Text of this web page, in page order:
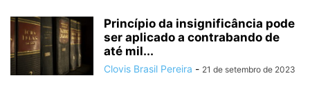
Princípio da insignificância pode
ser aplicado a contrabando de
até mil...
Clovis Brasil Pereira - 21 de setembro de 2023